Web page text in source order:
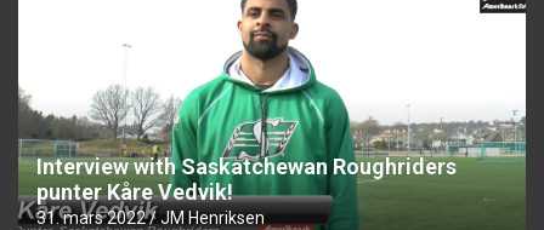
Interview with Saskatchewan Roughriders
punter Kåre Vedvik!
31. mars 2022 JM Henriksen